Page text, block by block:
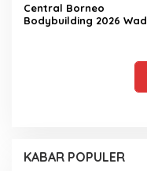
Central Borneo
Bodybuilding 2026
KABAR POPULER